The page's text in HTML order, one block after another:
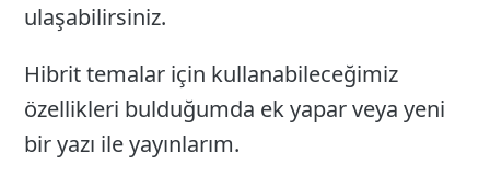
ulaşabilirsiniz.
Hibrit temalar için kullanabileceğimiz
özellikleri bulduğumda ek yapar veya yeni
bir yazı ile yayınlarım.